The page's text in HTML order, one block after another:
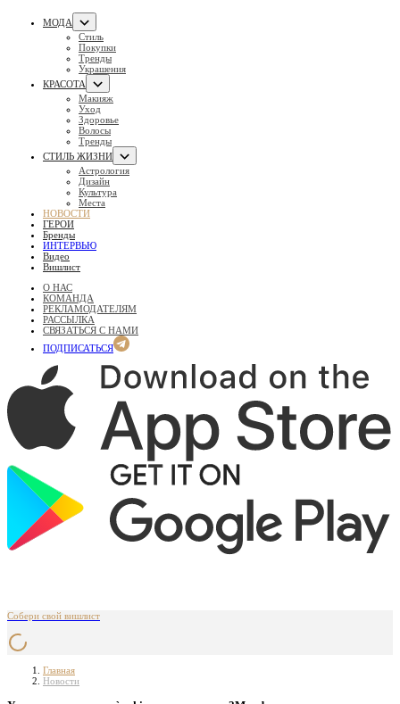
МОДА
Стиль
Покупки
Тренды
Украшения
КРАСОТА
Макияж
Уход
Здоровье
Волосы
Тренды
СТИЛЬ ЖИЗНИ
Астрология
Дизайн
Культура
Места
НОВОСТИ
ГЕРОИ
Бренды
ИНТЕРВЬЮ
Видео
Вишлист
О НАС
КОМАНДА
РЕКЛАМОДАТЕЛЯМ
РАССЫЛКА
СВЯЗАТЬСЯ С НАМИ
ПОДПИСАТЬСЯ
Собери свой вишлист
Главная
Новости